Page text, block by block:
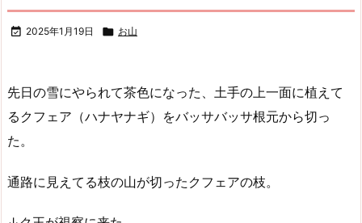
 2025年1月19日  お山
先日の雪にやられて茶色になった、土手の上一面に植えて
るクフェア（ハナヤナギ）をバッサバッサ根元から切っ
た。
通路に見えてる枝の山が切ったクフェアの枝。